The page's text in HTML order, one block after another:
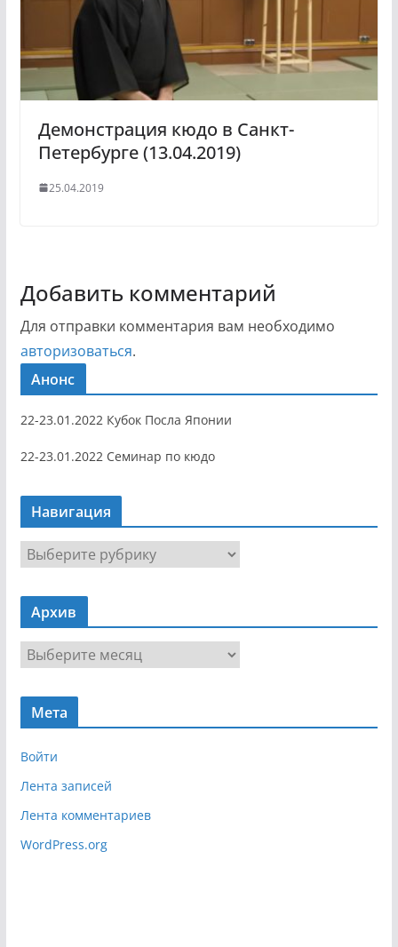
Демонстрация кюдо в Санкт-
Петербурге (13.04.2019)
25.04.2019
Добавить комментарий
Для отправки комментария вам необходимо
авторизоваться.
Анонс
22-23.01.2022 Кубок Посла Японии
22-23.01.2022 Семинар по кюдо
Навигация
Н
а
в
г
я
Архив
р
х
Мета
Войти
Лента записей
Лента комментариев
WordPress.org